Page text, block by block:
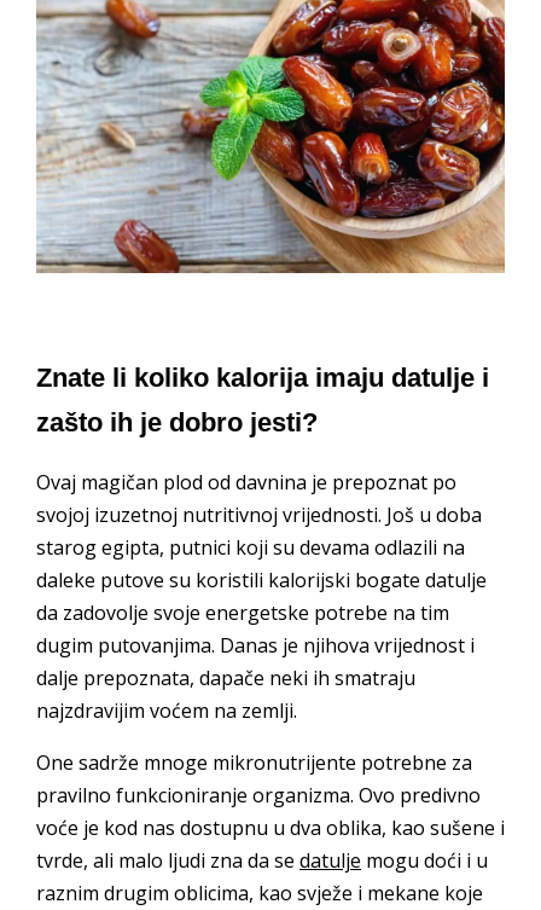
Znate li koliko kalorija imaju datulje i
zašto ih je dobro jesti?
Ovaj magičan plod od davnina je prepoznat po
svojoj izuzetnoj nutritivnoj vrijednosti. Još u doba
starog egipta, putnici koji su devama odlazili na
daleke putove su koristili kalorijski bogate datulje
da zadovolje svoje energetske potrebe na tim
dugim putovanjima. Danas je njihova vrijednost i
dalje prepoznata, dapače neki ih smatraju
najzdravijim voćem na zemlji.
One sadrže mnoge mikronutrijente potrebne za
pravilno funkcioniranje organizma. Ovo predivno
voće je kod nas dostupnu u dva oblika, kao sušene i
tvrde, ali malo ljudi zna da se datulje mogu doći i u
raznim drugim oblicima, kao svježe i mekane koje